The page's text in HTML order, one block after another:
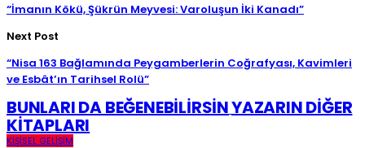
“İmanın Kökü, Şükrün Meyvesi: Varoluşun İki Kanadı”
Next Post
“Nisa 163 Bağlamında Peygamberlerin Coğrafyası, Kavimleri
ve Esbât’ın Tarihsel Rolü”
BUNLARI DA BEĞENEBILIRSINYAZARIN DIĞER
KITAPLARI
KIŞISEL GELIŞIM